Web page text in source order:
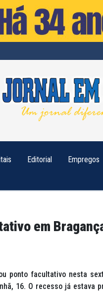
Editorial Empregos
em
ponto facultativo nesta
16. O recesso já estava